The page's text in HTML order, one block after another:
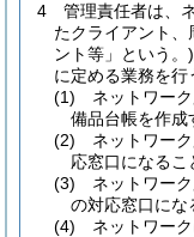
4
管理責任者は、
たクライアント、
ント等」という。)
に定める業務を行
(1)
ネットワー
備品台帳を作成
(2)
ネットワー
応窓口になるこ
(3)
ネットワー
の対応窓口にな
(4)
ネットワー